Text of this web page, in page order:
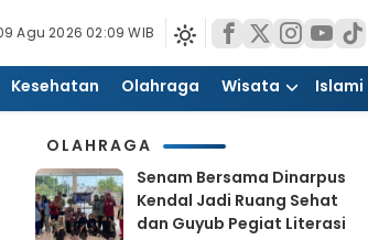
Agu 2026 02:09 WIB
Kesehatan Olahraga Wisata Islami
OLAHRAGA
Senam Bersama Dinarpus
Kendal Jadi Ruang Sehat
dan Guyub Pegiat Literasi